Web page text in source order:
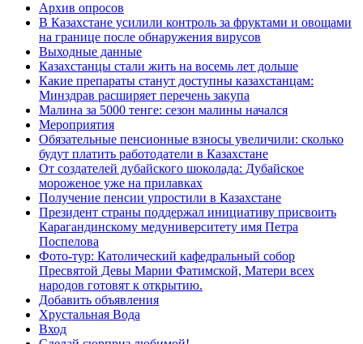
Архив опросов
В Казахстане усилили контроль за фруктами и овощами
на границе после обнаружения вирусов
Выходные данные
Казахстанцы стали жить на восемь лет дольше
Какие препараты станут доступны казахстанцам:
Минздрав расширяет перечень закупа
Малина за 5000 тенге: сезон малины начался
Мероприятия
Обязательные пенсионные взносы увеличили: сколько
будут платить работодатели в Казахстане
От создателей дубайского шоколада: Дубайское
мороженое уже на прилавках
Получение пенсии упростили в Казахстане
Президент страны поддержал инициативу присвоить
Карагандинскому медуниверситету имя Петра
Поспелова
Фото-тур: Католический кафедральный собор
Пресвятой Девы Марии Фатимской, Матери всех
народов готовят к открытию.
Добавить объявления
Хрустальная Вода
Вход